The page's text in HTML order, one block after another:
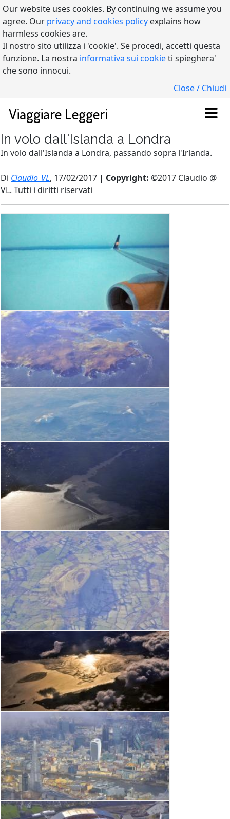
Our website uses cookies. By continuing we assume you
agree. Our privacy and cookies policy explains how
harmless cookies are.
Il nostro sito utilizza i 'cookie'. Se procedi, accetti questa
funzione. La nostra informativa sui cookieti spieghera'
che sono innocui.
Close / Chiudi
Viaggiare Leggeri
In volo dall'Islanda a Londra
In volo dall'Islanda a Londra, passando sopra l'Irlanda.
Di Claudio_VL, 17/02/2017 | Copyright: ©2017 Claudio @
VL. Tutti i diritti riservati